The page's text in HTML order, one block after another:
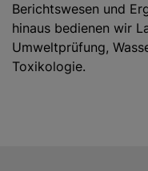
Berichtswesen und
hinaus bedienen wir
Umweltprüfung,
Toxikologie.